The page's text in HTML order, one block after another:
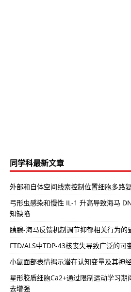
同学科最新文章
外部和自体空间线索控制位置细胞多路
弓形虫感染和慢性 IL-1 升高导致海马
知缺陷
胰腺-海马反馈机制调节抑郁相关行为的
FTD/ALS中TDP-43核丧失导致广泛的可
小鼠面部表情揭示潜在认知变量及其神
星形胶质细胞Ca2+通过限制运动学习期
去增强